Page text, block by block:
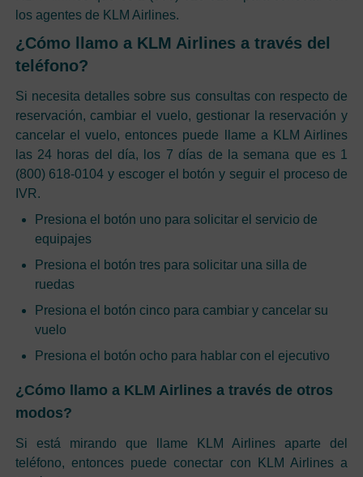
los agentes de KLM Airlines.
¿Cómo llamo a KLM Airlines a través del
teléfono?
Si necesita detalles sobre sus consultas con respecto de
reservación, cambiar el vuelo, gestionar la reservación y
cancelar el vuelo, entonces puede llame a KLM Airlines
las 24 horas del día, los 7 días de la semana que es 1
(800) 618-0104 y escoger el botón y seguir el proceso de
IVR.
Presiona el botón uno para solicitar el servicio de
equipajes
Presiona el botón tres para solicitar una silla de
ruedas
Presiona el botón cinco para cambiar y cancelar su
vuelo
Presiona el botón ocho para hablar con el ejecutivo
¿Cómo llamo a KLM Airlines a través de otros
modos?
Si está mirando que llame KLM Airlines aparte del
teléfono, entonces puede conectar con KLM Airlines a